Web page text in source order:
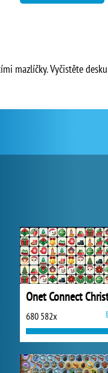
mazlíčky. Vyčistěte
680 582x